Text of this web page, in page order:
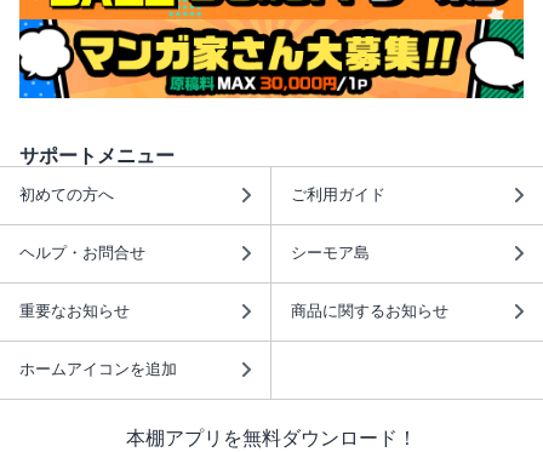
サポートメニュー
初めての方へ ご利用ガイド
ヘルプ・お問合せ シーモア島
重要なお知らせ 商品に関するお知らせ
ホームアイコンを追加
本棚アプリを無料ダウンロード！